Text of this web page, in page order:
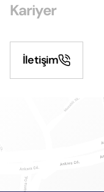
Kariyer
İletişim